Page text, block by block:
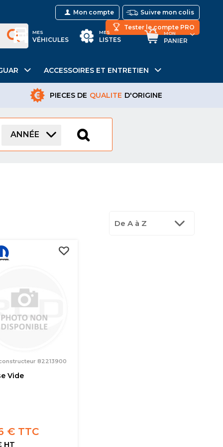
Suivre mon colis
Mon compte
Tester le compte PRO
MON
PANIER
MES
LISTES
MES
VÉHICULES
ACCESSOIRES ET ENTRETIEN
PIECES DE QUALITE D'ORIGINE
ANNÉE
De A à Z
82213900
Vide
€ TTC
HT